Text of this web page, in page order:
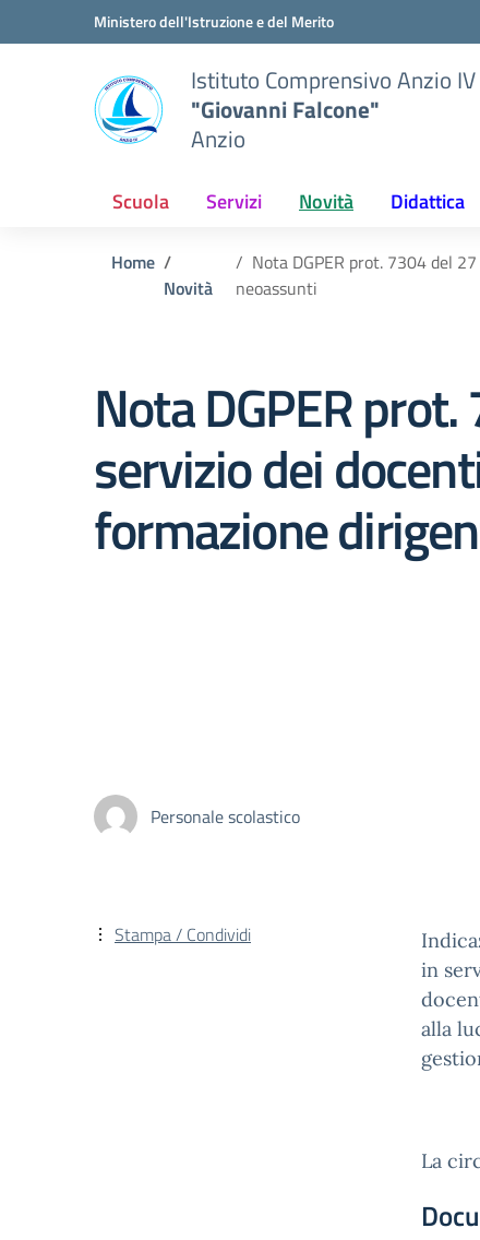
Vai ai contenuti
Vai al menu di navigazioneMinistero dell'Istruzione e del Merito
Istituto Comprensivo Anzio IV
"Giovanni Falcone"
Anzio
Scuola Servizi Novità Didattica
Home
Novità
Nota DGPER prot. 7304 del
neoassunti
Nota DGPER
servizio dei
formazione
Personale scolastico
in
alla
La
Stampa / Condividi